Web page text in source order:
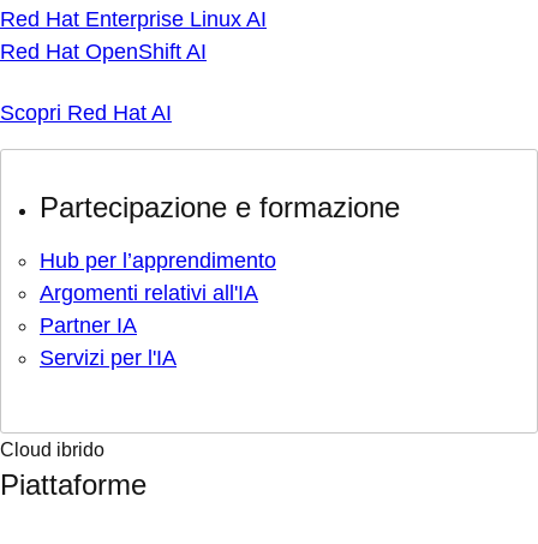
Red Hat Enterprise Linux AI
Red Hat OpenShift AI
Scopri Red Hat AI
Partecipazione e formazione
Hub per l’apprendimento
Argomenti relativi all'IA
Partner IA
Servizi per l'IA
Cloud ibrido
Piattaforme